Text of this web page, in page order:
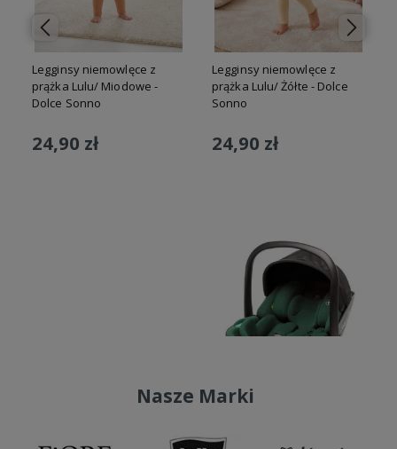
Legginsy niemowlęce z
prążka Lulu/ Miodowe -
Dolce Sonno
24,90 zł
Legginsy niemowlęce z
prążka Lulu/ Żółte - Dolce
Sonno
24,90 zł
Nasze Marki